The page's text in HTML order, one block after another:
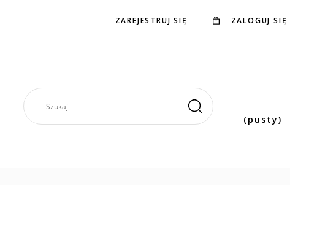
ZAREJESTRUJ SIĘ ZALOGUJ SIĘ
(pusty)